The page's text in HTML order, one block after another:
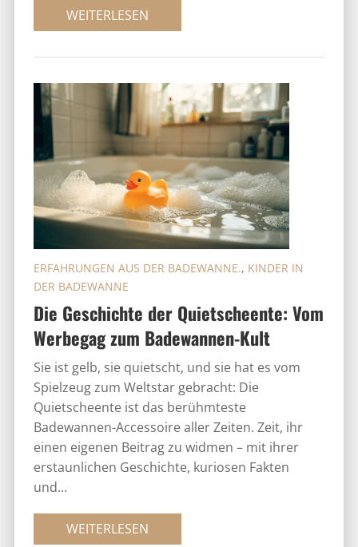
WEITERLESEN
Die Geschichte der Quietscheente: Vom
Werbegag zum Badewannen-Kult
ERFAHRUNGEN AUS DER BADEWANNE., KINDER IN
DER BADEWANNE
Sie ist gelb, sie quietscht, und sie hat es vom
Spielzeug zum Weltstar gebracht: Die
Quietscheente ist das berühmteste
Badewannen-Accessoire aller Zeiten. Zeit, ihr
einen eigenen Beitrag zu widmen – mit ihrer
erstaunlichen Geschichte, kuriosen Fakten
und...
WEITERLESEN